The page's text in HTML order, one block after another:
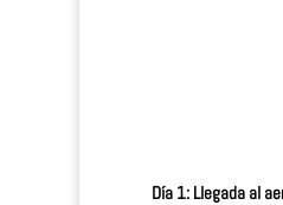
Día 1: Llegada al